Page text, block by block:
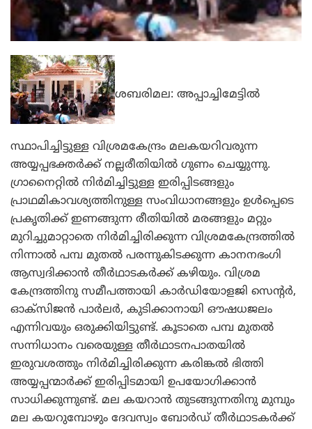
ശബരിമല: അപ്പാച്ചിമേട്ടില്‍
സ്ഥാപിച്ചിട്ടുള്ള വിശ്രമകേന്ദ്രം മലകയറിവരുന്ന
അയ്യപ്പഭക്തര്‍ക്ക് നല്ലരീതിയില്‍ ഗുണം ചെയ്യുന്നു.
ഗ്രാനൈറ്റില്‍ നിര്‍മിച്ചിട്ടുള്ള ഇരിപ്പിടങ്ങളും
പ്രാഥമികാവശ്യത്തിനുള്ള സംവിധാനങ്ങളും ഉള്‍പ്പെടെ
പ്രകൃതിക്ക് ഇണങ്ങുന്ന രീതിയില്‍ മരങ്ങളും മറ്റും
മുറിച്ചുമാറ്റാതെ നിര്‍മിച്ചിരിക്കുന്ന വിശ്രമകേന്ദ്രത്തില്‍
നിന്നാല്‍ പമ്പ മുതല്‍ പരന്നുകിടക്കുന്ന കാനനഭംഗി
ആസ്വദിക്കാന്‍ തീര്‍ഥാടകര്‍ക്ക് കഴിയും. വിശ്രമ
കേന്ദ്രത്തിനു സമീപത്തായി കാര്‍ഡിയോളജി സെന്റര്‍,
ഓക്‌സിജന്‍ പാര്‍ലര്‍, കുടിക്കാനായി ഔഷധജലം
എന്നിവയും ഒരുക്കിയിട്ടുണ്ട്. കൂടാതെ പമ്പ മുതല്‍
സന്നിധാനം വരെയുള്ള തീര്‍ഥാടനപാതയില്‍
ഇരുവശത്തും നിര്‍മിച്ചിരിക്കുന്ന കരിങ്കല്‍ ഭിത്തി
അയ്യപ്പന്മാര്‍ക്ക് ഇരിപ്പിടമായി ഉപയോഗിക്കാന്‍
സാധിക്കുന്നുണ്ട്. മല കയറാന്‍ തുടങ്ങുന്നതിനു മുമ്പും
മല കയറുമ്പോഴും ദേവസ്വം ബോര്‍ഡ് തീര്‍ഥാടകര്‍ക്ക്